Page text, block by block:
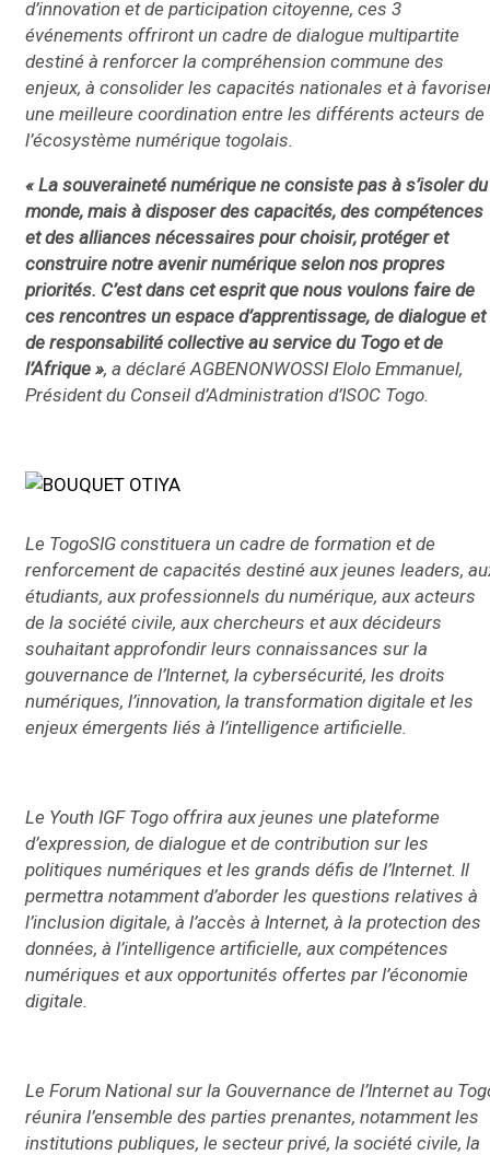
d’innovation et de participation citoyenne, ces 3
événements offriront un cadre de dialogue multipartite
destiné à renforcer la compréhension commune des
enjeux, à consolider les capacités nationales et à
une meilleure coordination entre les différents acteurs de
l’écosystème numérique togolais.
« La souveraineté numérique ne consiste pas à s’isoler du
monde, mais à disposer des capacités, des compétences
et des alliances nécessaires pour choisir, protéger et
construire notre avenir numérique selon nos propres
priorités. C’est dans cet esprit que nous voulons faire de
ces rencontres un espace d’apprentissage, de dialogue et
de responsabilité collective au service du Togo et de
l’Afrique », a déclaré AGBENONWOSSI Elolo Emmanuel,
Président du Conseil d’Administration d’ISOC Togo.
Le TogoSIG constituera un cadre de formation et de
renforcement de capacités destiné aux jeunes leaders,
étudiants, aux professionnels du numérique, aux acteurs
de la société civile, aux chercheurs et aux décideurs
souhaitant approfondir leurs connaissances sur la
gouvernance de l’Internet, la cybersécurité, les droits
numériques, l’innovation, la transformation digitale et les
enjeux émergents liés à l’intelligence artificielle.
Le Youth IGF Togo offrira aux jeunes une plateforme
d’expression, de dialogue et de contribution sur les
politiques numériques et les grands défis de l’Internet. Il
permettra notamment d’aborder les questions relatives à
l’inclusion digitale, à l’accès à Internet, à la protection des
données, à l’intelligence artificielle, aux compétences
numériques et aux opportunités offertes par l’économie
digitale.
Le Forum National sur la Gouvernance de l’Internet au
réunira l’ensemble des parties prenantes, notamment les
institutions publiques, le secteur privé, la société civile, la